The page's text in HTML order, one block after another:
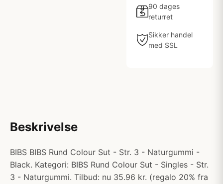
90 dages
returret
Sikker handel
med SSL
Beskrivelse
BIBS BIBS Rund Colour Sut - Str. 3 - Naturgummi -
Black. Kategori: BIBS Rund Colour Sut - Singles - Str.
3 - Naturgummi. Tilbud: nu 35.96 kr. (regalo 20% fra